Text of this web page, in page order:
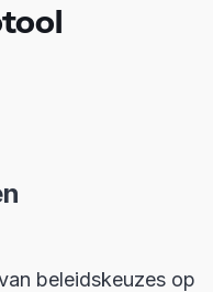
beleidskeuzes op